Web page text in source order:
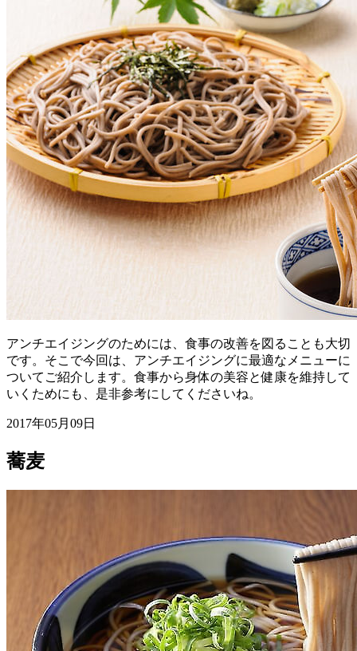
アンチエイジングのためには、食事の改善を図ることも大切
です。そこで今回は、アンチエイジングに最適なメニューに
ついてご紹介します。食事から身体の美容と健康を維持して
いくためにも、是非参考にしてくださいね。
2017年05月09日
蕎麦